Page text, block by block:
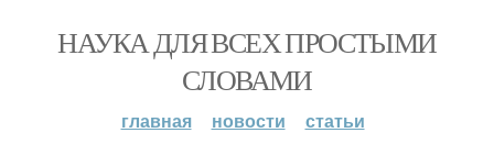
НАУКА ДЛЯ ВСЕХ ПРОСТЫМИ
СЛОВАМИ
главная новости статьи